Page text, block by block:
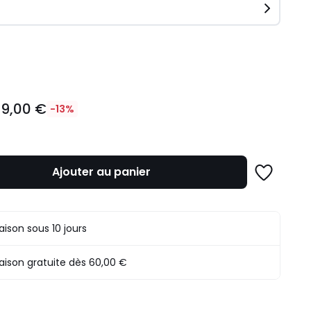
€ -13%
Ajouter au panier
Ajouter
sous 10 jours
gratuite dès 60,00 €